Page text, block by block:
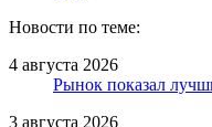
Новости по теме:
4 августа 2026
Рынок показал
3 августа 2026